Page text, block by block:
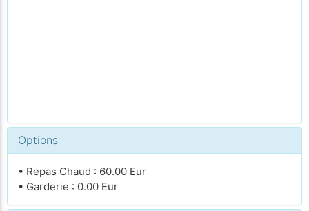
Options
• Repas Chaud : 60.00 Eur
• Garderie : 0.00 Eur